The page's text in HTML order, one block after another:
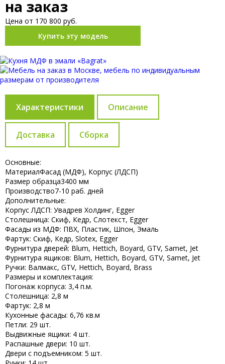
на заказ
Цена от 170 800 руб.
Купить эту модель
Характеристики Описание
Доставка Сборка
Основные:
МатериалФасад (МДФ), Корпус (ЛДСП)
Размер образца3400 мм
Производство7-10 раб. дней
Дополнительные:
Корпус ЛДСП: Увадрев Холдинг, Egger
Столешница: Скиф, Кедр, Слотекст, Egger
Фасады из МДФ: ПВХ, Пластик, Шпон, Эмаль
Фартук: Скиф, Кедр, Slotex, Egger
Фурнитура дверей: Blum, Hettich, Boyard, GTV, Samet, Jet
Фурнитура ящиков: Blum, Hettich, Boyard, GTV, Samet, Jet
Ручки: Валмакс, GTV, Hettich, Boyard, Brass
Размеры и комплектация:
Погонаж корпуса: 3,4 п.м.
Столешница: 2,8 м
Фартук: 2,8 м
Кухонные фасады: 6,76 кв.м
Петли: 29 шт.
Выдвижные ящики: 4 шт.
Распашные двери: 10 шт.
Двери с подъемником: 5 шт.